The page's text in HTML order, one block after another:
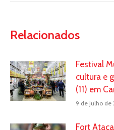
Relacionados
Festival
cultura e
(11) em
9 de julho de
Fort